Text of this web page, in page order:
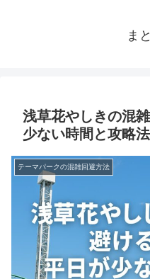
ま
浅草花やしきの混
少ない時間と攻略
テーマパークの混雑回避方法